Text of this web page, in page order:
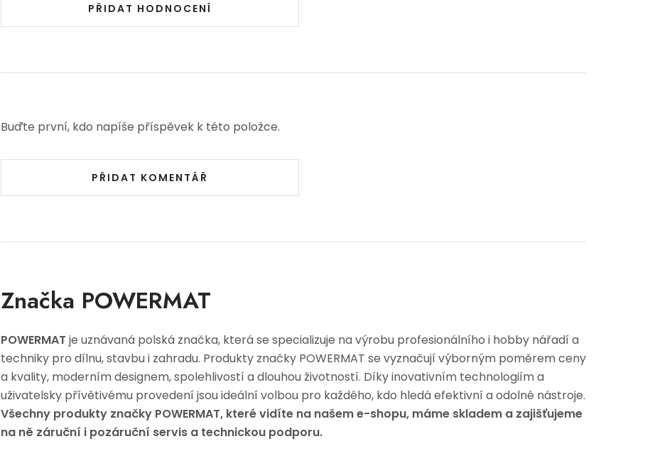
PŘIDAT HODNOCENÍ
Buďte první, kdo napíše příspěvek k této položce.
PŘIDAT KOMENTÁŘ
Značka POWERMAT
POWERMAT je uznávaná polská značka, která se specializuje na výrobu profesionálního i hobby nářadí a
techniky pro dílnu, stavbu i zahradu. Produkty značky POWERMAT se vyznačují výborným poměrem ceny
a kvality, moderním designem, spolehlivostí a dlouhou životností. Díky inovativním technologiím a
uživatelsky přívětivému provedení jsou ideální volbou pro každého, kdo hledá efektivní a odolné nástroje.
Všechny produkty značky POWERMAT, které vidíte na našem e-shopu, máme skladem a zajišťujeme
na ně záruční i pozáruční servis a technickou podporu.